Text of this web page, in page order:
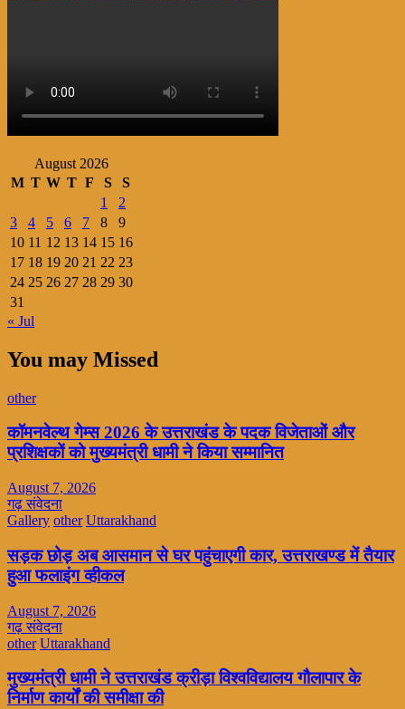
August 2026
M T W T F S
S
1
2
3
4 5 6 7 8
9
10 11 12 13 14 15 16
17 18 19 20 21 22 23
24 25 26 27 28 29 30
31
« Jul
You may Missed
other
कॉमनवेल्थ गेम्स 2026 के उत्तराखंड के पदक विजेताओं और
प्रशिक्षकों को मुख्यमंत्री धामी ने किया सम्मानित
August 7, 2026
गढ़ संवेदना
Gallery other Uttarakhand
सड़क छोड़ अब आसमान से घर पहुंचाएगी कार, उत्तराखण्ड में तैयार
हुआ फलाइंग व्हीकल
August 7, 2026
गढ़ संवेदना
other Uttarakhand
मुख्यमंत्री धामी ने उत्तराखंड क्रीड़ा विश्वविद्यालय गौलापार के
निर्माण कार्यों की समीक्षा की